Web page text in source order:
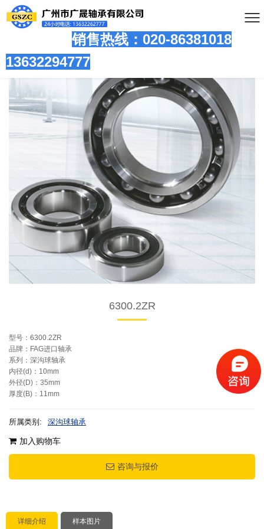
销售热线：020-86381018
13632294777
6300.2ZR
型号：6300.2ZR
品牌：FAG进口轴承
系列：深沟球轴承
内径(d)：10mm
外径(D)：35mm
厚度(B)：11mm
所属类别: 深沟球轴承
加入购物车
咨询与报价
详细介绍 样本图片